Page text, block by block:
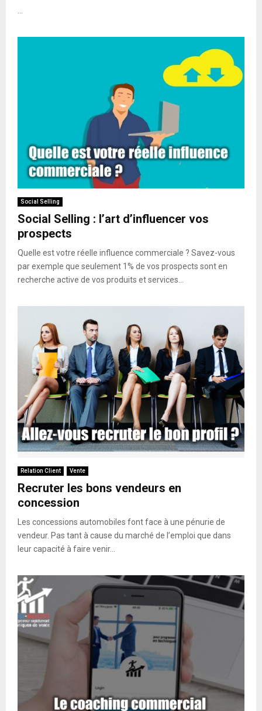
...
Social Selling
Social Selling : l’art d’influencer vos
prospects
Quelle est votre réelle influence commerciale ? Savez-vous
par exemple que seulement 1% de vos prospects sont en
recherche active de vos produits et services...
Relation Client Vente
Recruter les bons vendeurs en
concession
Les concessions automobiles font face à une pénurie de
vendeur. Pas tant à cause du marché de l’emploi que dans
leur capacité à faire venir...